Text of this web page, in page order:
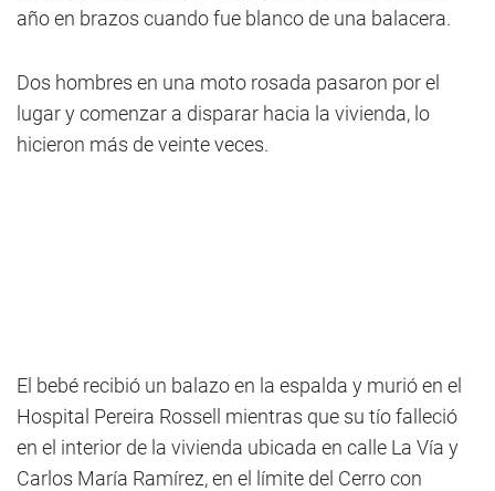
año en brazos cuando fue blanco de una balacera.
Dos hombres en una moto rosada pasaron por el
lugar y comenzar a disparar hacia la vivienda, lo
hicieron más de veinte veces.
El bebé recibió un balazo en la espalda y murió en el
Hospital Pereira Rossell mientras que su tío falleció
en el interior de la vivienda ubicada en calle La Vía y
Carlos María Ramírez, en el límite del Cerro con